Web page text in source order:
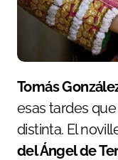
Tomás
esas tardes
distinta. El
del Ángel de